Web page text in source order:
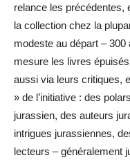
relance les précédentes,
la collection chez la
modeste au départ –
mesure les livres
aussi via leurs critiques,
» de l’initiative : des
jurassien, des auteurs
intrigues jurassiennes,
lecteurs – généralement